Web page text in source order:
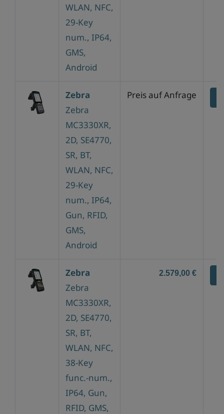
WLAN, NFC,
29-Key
num., IP64,
GMS,
Android
Zebra
Zebra
MC3330XR,
2D, SE4770,
SR, BT,
WLAN, NFC,
29-Key
num., IP64,
Gun, RFID,
GMS,
Android
Preis auf Anfrage
Zebra
Zebra
MC3330XR,
2D, SE4770,
SR, BT,
WLAN, NFC,
38-Key
func.-num.,
IP64, Gun,
RFID, GMS,
2.579,00 €